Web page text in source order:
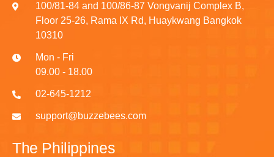
100/81-84 and 100/86-87 Vongvanij Complex B,
Floor 25-26, Rama IX Rd, Huaykwang Bangkok
10310
Mon - Fri
09.00 - 18.00
02-645-1212
support@buzzebees.com
The Philippines